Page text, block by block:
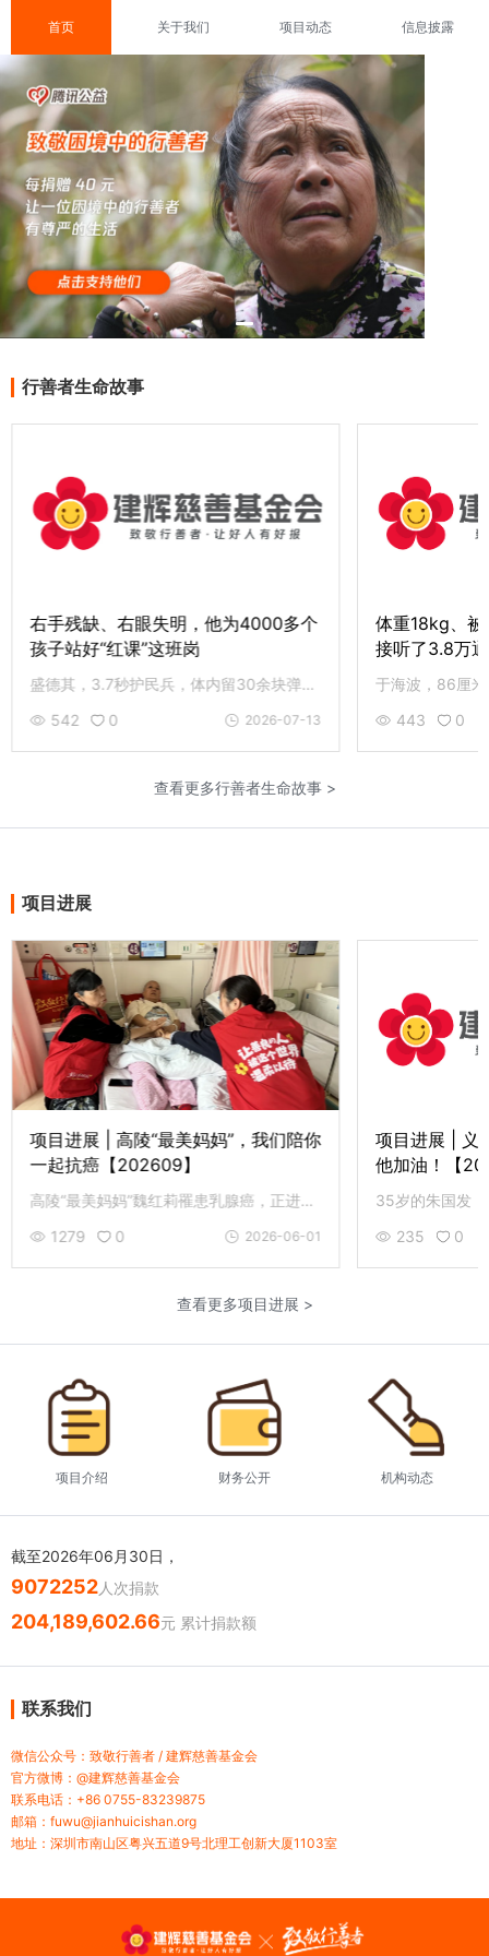
首页 关于我们 项目动态 信息披露
行善者生命故事
右手残缺、右眼失明，他为4000多个
孩子站好“红课”这班岗
盛德其，3.7秒护民兵，体内留30余块弹片。单手魔方创新红课，累计影响超4000人次。83岁伤病缠身仍上岗志愿服务。致敬盛嗲，和先锋老党员同行，您的援手是最好回应。
542
0 2026-07-13
体重18kg、被
接听了3.8万
443 0
查看更多行善者生命故事 >
项目进展
项目进展 | 高陵“最美妈妈”，我们陪你
一起抗癌【202609】
高陵“最美妈妈”魏红莉罹患乳腺癌，正进行术后化疗，建辉志愿者特意到医院探望，为她加油打气。
1279
0 2026-06-01
项目进展 | 义
他加油！【
235 0
查看更多项目进展 >
项目介绍 财务公开 机构动态
截至2026年06月30日，
9072252人次捐款
204,189,602.66元 累计捐款额
联系我们
微信公众号：致敬行善者 / 建辉慈善基金会
官方微博：@建辉慈善基金会
联系电话：+86 0755-83239875
邮箱：fuwu@jianhuicishan.org
地址：深圳市南山区粤兴五道9号北理工创新大厦1103室